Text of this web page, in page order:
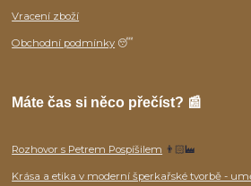
Vracení zboží
Obchodní podmínky 😴
Máte čas si něco přečíst? 📰
Rozhovor s Petrem Pospíšilem 👨🏻‍🏭
Krása a etika v moderní šperkařské tvorbě -